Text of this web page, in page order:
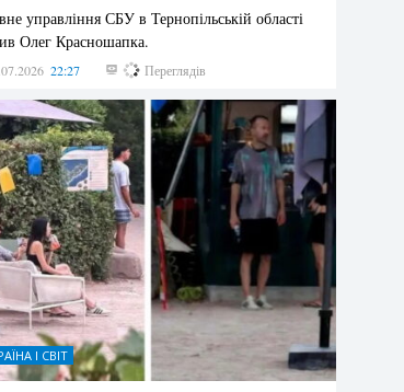
управління СБУ в Тернопільській області
Олег Красношапка.
22:27 632 Переглядів
І СВІТ